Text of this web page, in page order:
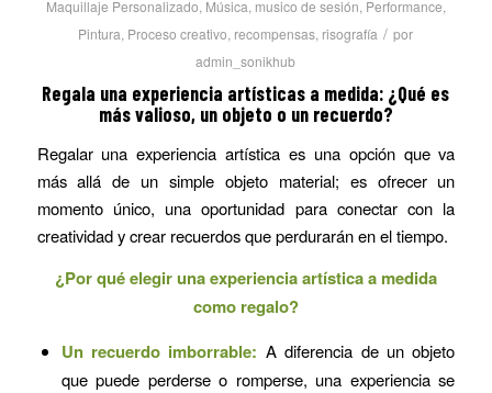
Maquillaje Personalizado, Música, musico de sesión, Performance,
Pintura, Proceso creativo, recompensas, risografía / por
admin_sonikhub
Regala una experiencia artísticas a medida: ¿Qué es
más valioso, un objeto o un recuerdo?
Regalar una experiencia artística es una opción que va
más allá de un simple objeto material; es ofrecer un
momento único, una oportunidad para conectar con la
creatividad y crear recuerdos que perdurarán en el tiempo.
¿Por qué elegir una experiencia artística a medida
como regalo?
Un recuerdo imborrable: A diferencia de un objeto
que puede perderse o romperse, una experiencia se